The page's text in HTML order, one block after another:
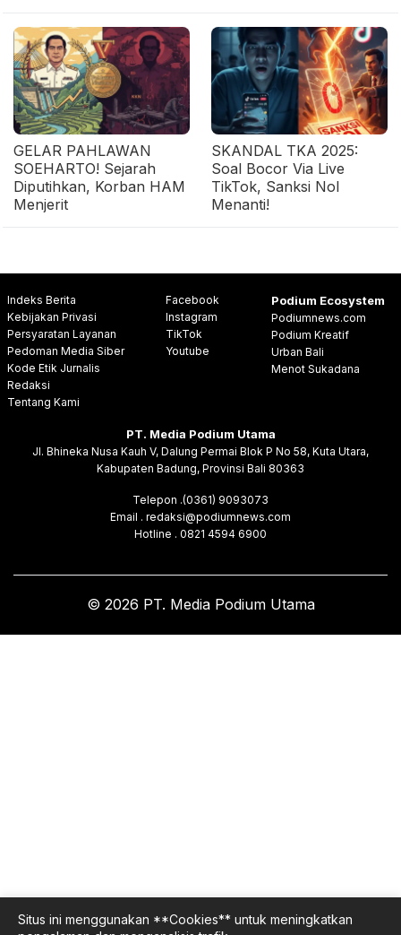
GELAR PAHLAWAN
SOEHARTO! Sejarah
Diputihkan, Korban HAM
Menjerit
SKANDAL TKA 2025:
Soal Bocor Via Live
TikTok, Sanksi Nol
Menanti!
Indeks Berita
Kebijakan Privasi
Persyaratan Layanan
Pedoman Media Siber
Kode Etik Jurnalis
Redaksi
Tentang Kami
Facebook
Instagram
TikTok
Youtube
Podium Ecosystem
Podiumnews.com
Podium Kreatif
Urban Bali
Menot Sukadana
PT. Media Podium Utama
Jl. Bhineka Nusa Kauh V, Dalung Permai Blok P No 58, Kuta Utara,
Kabupaten Badung, Provinsi Bali 80363
Telepon .(0361) 9093073
Email . redaksi@podiumnews.com
Hotline . 0821 4594 6900
© 2026 PT. Media Podium Utama
Situs ini menggunakan **Cookies** untuk meningkatkan